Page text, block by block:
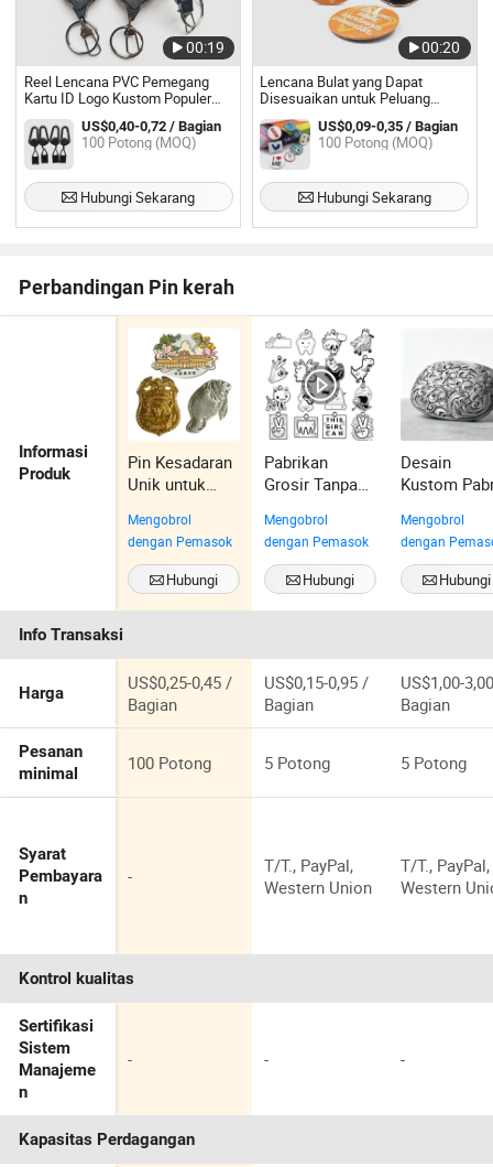
00:19
Reel Lencana PVC Pemegang
Kartu ID Logo Kustom Populer
dengan Cincin Kunci Retraktif
Yoyo
US$0,40-0,72 / Bagian
100 Potong (MOQ)
Hubungi Sekarang
00:20
Lencana Bulat yang Dapat
Disesuaikan untuk Peluang
Branding yang Membedakan
US$0,09-0,35 / Bagian
100 Potong (MOQ)
Hubungi Sekarang
Perbandingan Pin kerah
Informasi
Produk
Pin Kesadaran
Unik untuk
Dana dan
Acara
Komunitas
Mengobrol
dengan Pemasok
Hubungi
Sekarang
Pabrikan
Grosir Tanpa
Kerajinan
Logam Desain
DIY Lencana
Logo Kustom
Pin Kerah Pin
Mengobrol
dengan Pemasok
Hubungi
Sekarang
Desain
Kustom
Gesper
Logam
Seng 3D
Mengobrol
dengan
Hubungi
Sekarang
Info Transaksi
Harga
US$0,25-0,45 /
Bagian
US$0,15-0,95 /
Bagian
US$1,00-
Bagian
Pesanan
minimal
100 Potong 5 Potong 5 Potong
Syarat
Pembayara
n
-
T/T., PayPal,
Western Union
T/T., PayPal,
Western
Kontrol kualitas
Sertifikasi
Sistem
Manajeme
n
- - -
Kapasitas Perdagangan